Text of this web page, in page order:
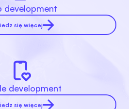
development
się więcej
development
się więcej